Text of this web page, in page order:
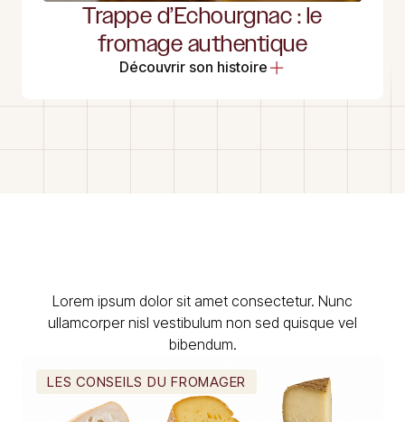
Trappe d’Echourgnac : le
fromage authentique
Découvrir son histoire
Lorem ipsum dolor sit amet consectetur. Nunc
ullamcorper nisl vestibulum non sed quisque vel
bibendum.
LES CONSEILS DU FROMAGER